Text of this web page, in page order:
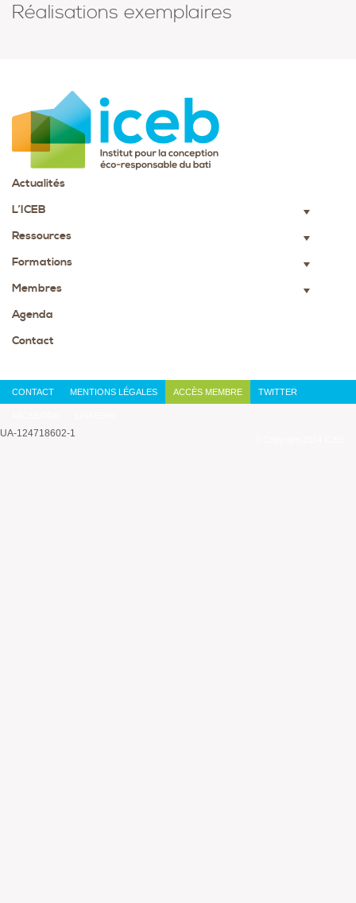
Réalisations exemplaires
Actualités
L’ICEB
▼
Ressources ▼
Formations ▼
Membres ▼
Agenda
Contact
CONTACT MENTIONS LÉGALES ACCÈS MEMBRE TWITTER
UA-124718602-1